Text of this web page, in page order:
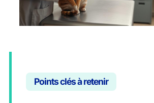
Points clés à retenir